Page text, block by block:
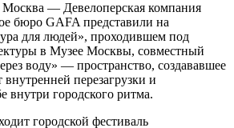
Москва — Девелоперская компания
бюро GAFA представили на
для людей», проходившем под
в Музее Москвы, совместный
воду» — пространство, создававшее
перезагрузки и
внутри городского ритма.
городской фестиваль